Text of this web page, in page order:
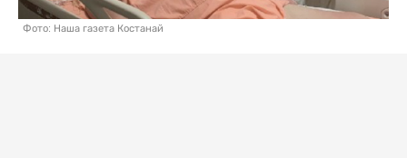
Фото: Наша газета Костанай